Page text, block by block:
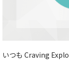
いつも Craving